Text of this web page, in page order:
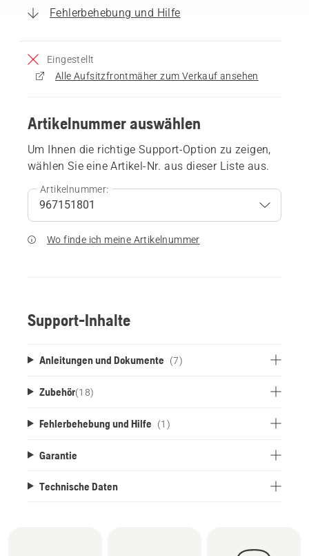
Fehlerbehebung und Hilfe
Eingestellt
Alle Aufsitzfrontmäher zum Verkauf ansehen
Artikelnummer auswählen
Um Ihnen die richtige Support-Option zu zeigen,
wählen Sie eine Artikel-Nr. aus dieser Liste aus.
Artikelnummer:
Wo finde ich meine Artikelnummer
Support-Inhalte
Anleitungen und Dokumente (7)
Zubehör(18)
Fehlerbehebung und Hilfe (1)
Garantie
Technische Daten